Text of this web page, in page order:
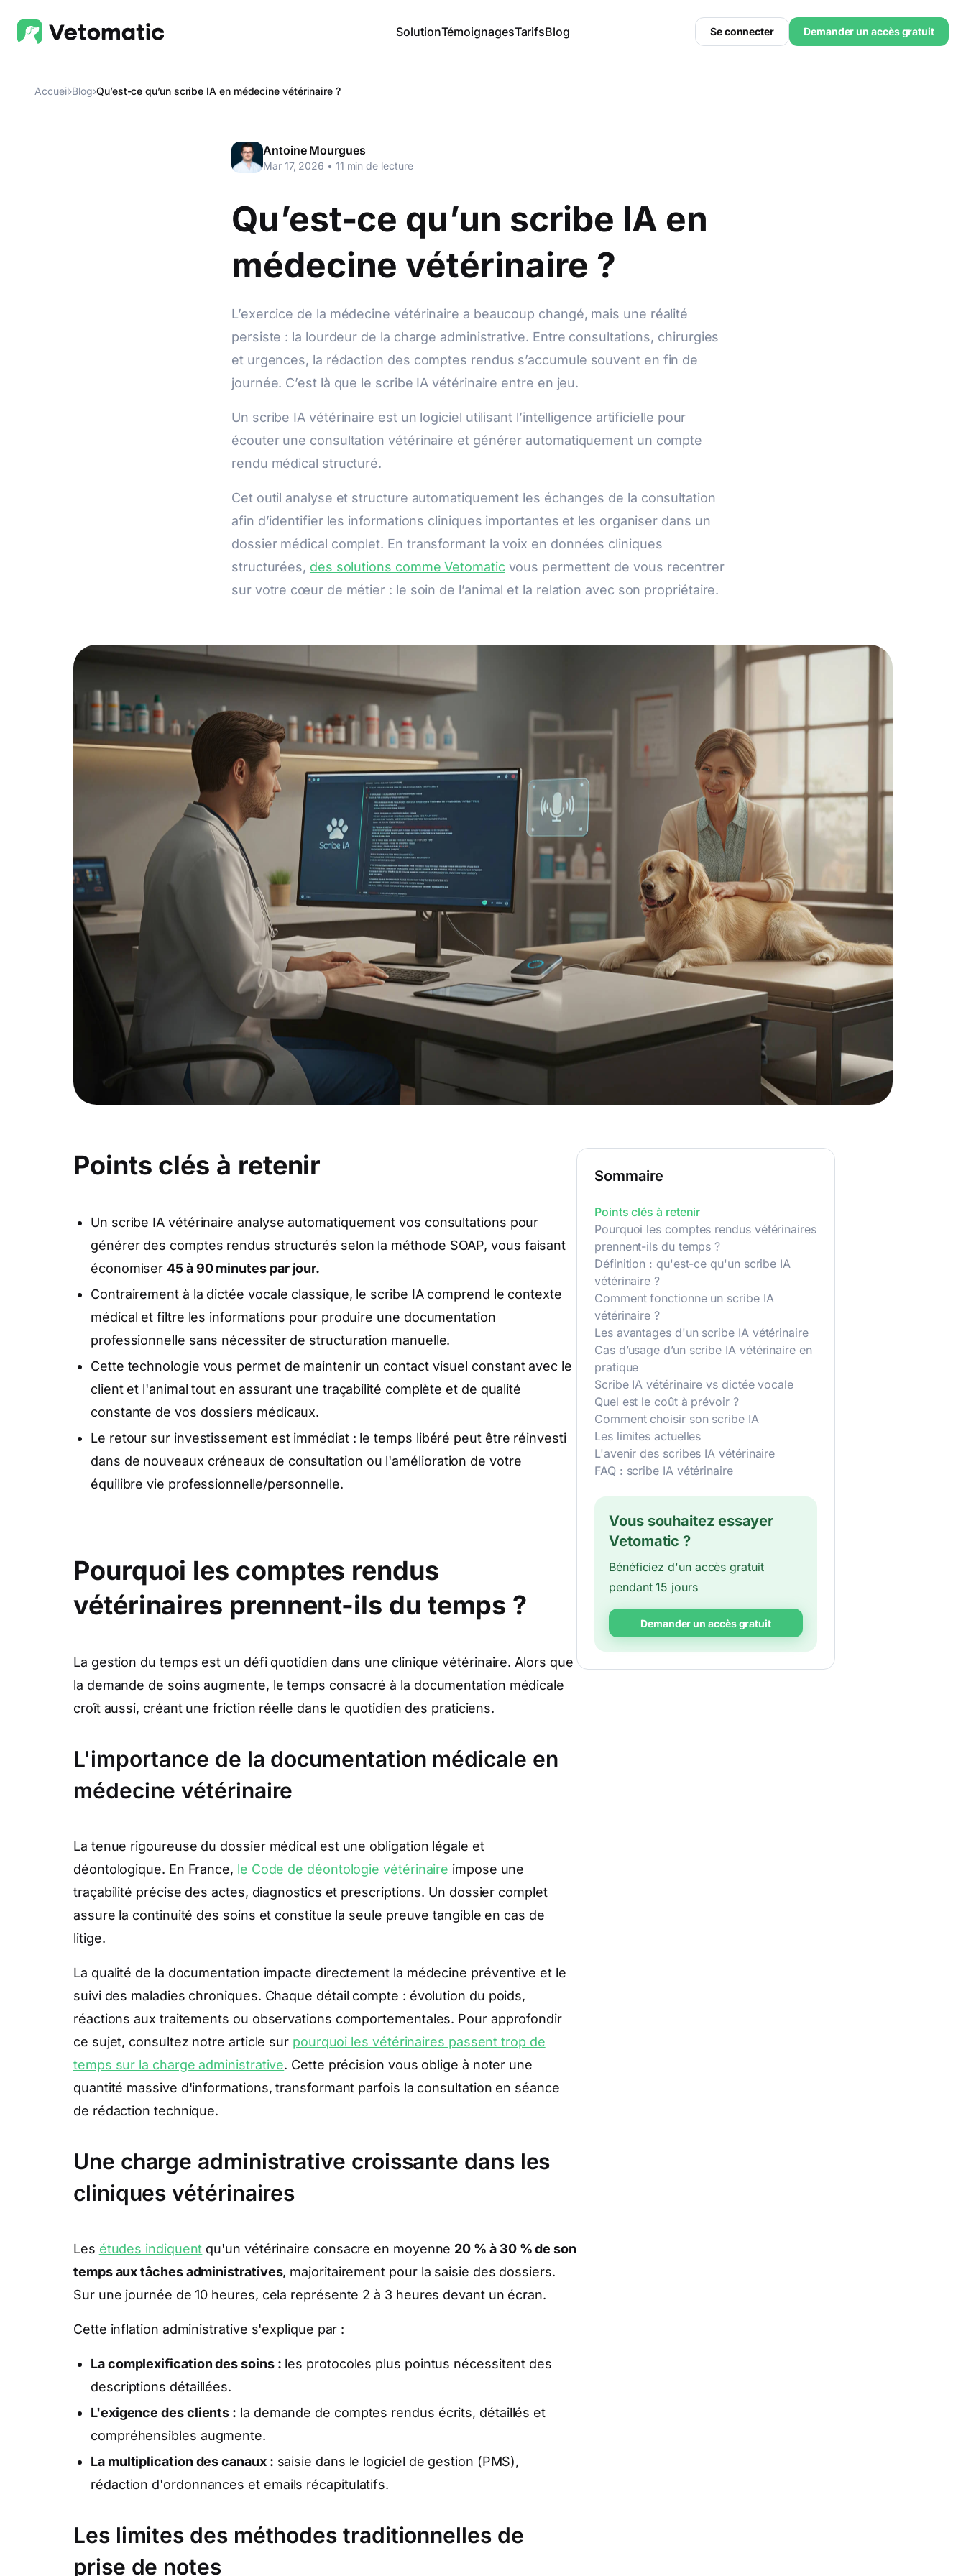
SolutionTémoignagesTarifsBlog Se connecter Demander un accès gratuit
Accueil›Blog›Qu’est-ce qu’un scribe IA en médecine vétérinaire ?
Antoine Mourgues
Mar 17, 2026 • 11 min de lecture
Qu’est-ce qu’un scribe IA en
médecine vétérinaire ?
L’exercice de la médecine vétérinaire a beaucoup changé, mais une réalité
persiste : la lourdeur de la charge administrative. Entre consultations, chirurgies
et urgences, la rédaction des comptes rendus s’accumule souvent en fin de
journée. C’est là que le scribe IA vétérinaire entre en jeu.
Un scribe IA vétérinaire est un logiciel utilisant l’intelligence artificielle pour
écouter une consultation vétérinaire et générer automatiquement un compte
rendu médical structuré.
Cet outil analyse et structure automatiquement les échanges de la consultation
afin d’identifier les informations cliniques importantes et les organiser dans un
dossier médical complet. En transformant la voix en données cliniques
structurées, des solutions comme Vetomaticvous permettent de vous recentrer
sur votre cœur de métier : le soin de l’animal et la relation avec son propriétaire.
Points clés à retenir
Un scribe IA vétérinaire analyse automatiquement vos consultations pour
générer des comptes rendus structurés selon la méthode SOAP, vous faisant
économiser45 à 90 minutes par jour.
Contrairement à la dictée vocale classique, le scribe IA comprend le contexte
médical et filtre les informations pour produire une documentation
professionnelle sans nécessiter de structuration manuelle.
Cette technologie vous permet de maintenir un contact visuel constant avec le
client et l'animal tout en assurant une traçabilité complète et de qualité
constante de vos dossiers médicaux.
Le retour sur investissement est immédiat : le temps libéré peut être réinvesti
dans de nouveaux créneaux de consultation ou l'amélioration de votre
équilibre vie professionnelle/personnelle.
Pourquoi les comptes rendus
vétérinaires prennent-ils du temps ?
La gestion du temps est un défi quotidien dans une clinique vétérinaire. Alors que
la demande de soins augmente, le temps consacré à la documentation médicale
croît aussi, créant une friction réelle dans le quotidien des praticiens.
L'importance de la documentation médicale en
médecine vétérinaire
La tenue rigoureuse du dossier médical est une obligation légale et
déontologique. En France, le Code de déontologie vétérinaire impose une
traçabilité précise des actes, diagnostics et prescriptions. Un dossier complet
assure la continuité des soins et constitue la seule preuve tangible en cas de
litige.
La qualité de la documentation impacte directement la médecine préventive et le
suivi des maladies chroniques. Chaque détail compte : évolution du poids,
réactions aux traitements ou observations comportementales. Pour approfondir
ce sujet, consultez notre article sur pourquoi les vétérinaires passent trop de
temps sur la charge administrative. Cette précision vous oblige à noter une
quantité massive d'informations, transformant parfois la consultation en séance
de rédaction technique.
Une charge administrative croissante dans les
cliniques vétérinaires
Les études indiquent qu'un vétérinaire consacre en moyenne 20 % à 30 % de son
temps aux tâches administratives, majoritairement pour la saisie des dossiers.
Sur une journée de 10 heures, cela représente 2 à 3 heures devant un écran.
Cette inflation administrative s'explique par :
La complexification des soins : les protocoles plus pointus nécessitent des
descriptions détaillées.
L'exigence des clients : la demande de comptes rendus écrits, détaillés et
compréhensibles augmente.
La multiplication des canaux : saisie dans le logiciel de gestion (PMS),
rédaction d'ordonnances et emails récapitulatifs.
Les limites des méthodes traditionnelles de
prise de notes
Sommaire
Points clés à retenir
Pourquoi les comptes rendus vétérinaires
prennent-ils du temps ?
Définition : qu'est-ce qu'un scribe IA
vétérinaire ?
Comment fonctionne un scribe IA
vétérinaire ?
Les avantages d'un scribe IA vétérinaire
Cas d’usage d’un scribe IA vétérinaire en
pratique
Scribe IA vétérinaire vs dictée vocale
Quel est le coût à prévoir ?
Comment choisir son scribe IA
Les limites actuelles
L'avenir des scribes IA vétérinaire
FAQ : scribe IA vétérinaire
Vous souhaitez essayer
Vetomatic ?
Bénéficiez d'un accès gratuit
pendant 15 jours
Demander un accès gratuit